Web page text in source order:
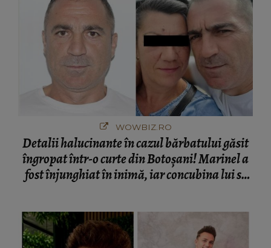
WOWBIZ.RO
Detalii halucinante în cazul bărbatului găsit
îngropat într-o curte din Botoșani! Marinel a
fost înjunghiat în inimă, iar concubina lui se